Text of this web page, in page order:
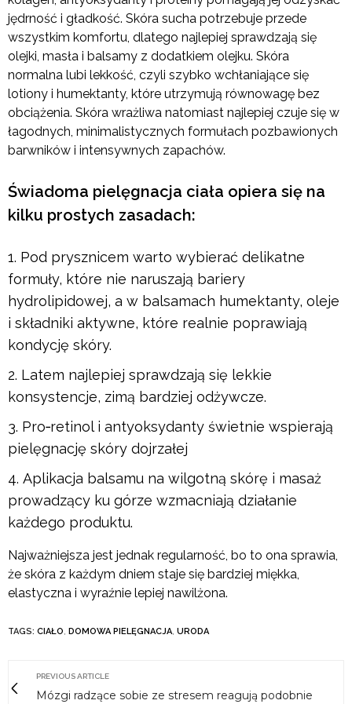
jędrność i gładkość. Skóra sucha potrzebuje przede
wszystkim komfortu, dlatego najlepiej sprawdzają się
olejki, masła i balsamy z dodatkiem olejku. Skóra
normalna lubi lekkość, czyli szybko wchłaniające się
lotiony i humektanty, które utrzymują równowagę bez
obciążenia. Skóra wrażliwa natomiast najlepiej czuje się w
łagodnych, minimalistycznych formułach pozbawionych
barwników i intensywnych zapachów.
Świadoma pielęgnacja ciała opiera się na
kilku prostych zasadach:
Pod prysznicem warto wybierać delikatne
formuły, które nie naruszają bariery
hydrolipidowej, a w balsamach humektanty, oleje
i składniki aktywne, które realnie poprawiają
kondycję skóry.
Latem najlepiej sprawdzają się lekkie
konsystencje, zimą bardziej odżywcze.
Pro‑retinol i antyoksydanty świetnie wspierają
pielęgnację skóry dojrzałej
Aplikacja balsamu na wilgotną skórę i masaż
prowadzący ku górze wzmacniają działanie
każdego produktu.
Najważniejsza jest jednak regularność, bo to ona sprawia,
że skóra z każdym dniem staje się bardziej miękka,
elastyczna i wyraźnie lepiej nawilżona.
TAGS: CIAŁO, DOMOWA PIELĘGNACJA, URODA
PREVIOUS ARTICLE
Mózgi radzące sobie ze stresem reagują podobnie